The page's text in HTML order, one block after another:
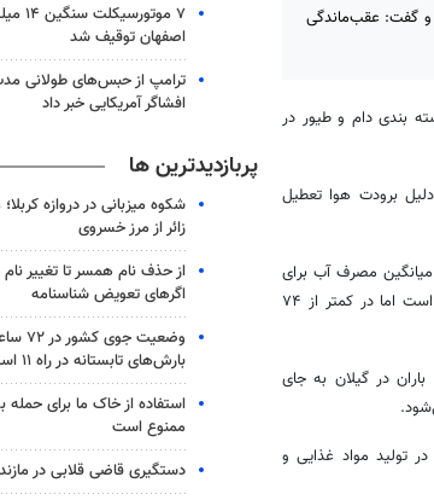
استان خبر داد و گفت: عقب‌ماندگی
بندی دام و طیور در
دلیل برودت هوا تعطیل
کرد: میانگین مصرف آب برای
هر نفر ۱۰۰ متر مکعب در سال است و مصرف آب تهران در یک سال یک میلیارد متر مکعب است اما در کمتر از ۷۴
در گیلان به جای
تولید مواد غذایی و
۷
اصفهان توقیف شد
ترامپ از حبس‌های طولانی
افشاگر آمریکایی خبر داد
پربازدیدترین ها
شکوه میزبانی در دروازه
زائر از مرز خسروی
از حذف نام همسر تا تغییر نام
اگرهای تعویض شناسنامه
وضعیت
بارش‌های تابستانه در راه ۱۱ استان
استفاده از خاک ما برای
ممنوع است
دستگیری قاضی قلابی در